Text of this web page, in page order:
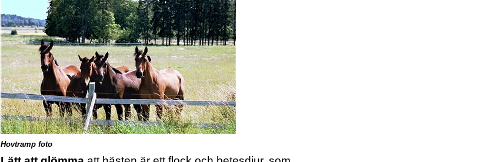
Hovtramp foto